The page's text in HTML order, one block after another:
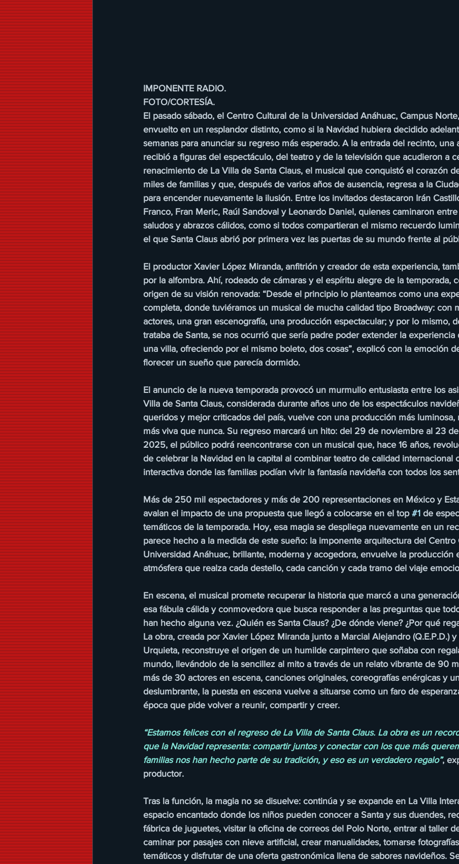
IMPONENTE RADIO.
FOTO/CORTESÍA.
El pasado sábado, el Centro Cultural de la Universidad Anáhuac, Campus
envuelto en un resplandor distinto, como si la Navidad hubiera decidido
semanas para anunciar su regreso más esperado. A la entrada del recinto, una
recibió a figuras del espectáculo, del teatro y de la televisión que acudieron a
renacimiento de La Villa de Santa Claus, el musical que conquistó el corazón
miles de familias y que, después de varios años de ausencia, regresa a la
para encender nuevamente la ilusión. Entre los invitados destacaron Irán
Franco, Fran Meric, Raúl Sandoval y Leonardo Daniel, quienes caminaron entre
saludos y abrazos cálidos, como si todos compartieran el mismo recuerdo
el que Santa Claus abrió por primera vez las puertas de su mundo frente al
El productor Xavier López Miranda, anfitrión y creador de esta experiencia,
por la alfombra. Ahí, rodeado de cámaras y el espíritu alegre de la temporada,
origen de su visión renovada: “Desde el principio lo planteamos como una
completa, donde tuviéramos un musical de mucha calidad tipo Broadway: con
actores, una gran escenografía, una producción espectacular; y por lo mismo,
trataba de Santa, se nos ocurrió que sería padre poder extender la experiencia
una villa, ofreciendo por el mismo boleto, dos cosas”, explicó con la emoción
florecer un sueño que parecía dormido.
El anuncio de la nueva temporada provocó un murmullo entusiasta entre los
Villa de Santa Claus, considerada durante años uno de los espectáculos
queridos y mejor criticados del país, vuelve con una producción más luminosa,
más viva que nunca. Su regreso marcará un hito: del 29 de noviembre al 23
2025, el público podrá reencontrarse con un musical que, hace 16 años,
de celebrar la Navidad en la capital al combinar teatro de calidad internacional
interactiva donde las familias podían vivir la fantasía navideña con todos los
Más de 250 mil espectadores y más de 200 representaciones en México y
avalan el impacto de una propuesta que llegó a colocarse en el top #1 de
temáticos de la temporada. Hoy, esa magia se despliega nuevamente en un
parece hecho a la medida de este sueño: la imponente arquitectura del Centro
Universidad Anáhuac, brillante, moderna y acogedora, envuelve la producción
atmósfera que realza cada destello, cada canción y cada tramo del viaje
En escena, el musical promete recuperar la historia que marcó a una
esa fábula cálida y conmovedora que busca responder a las preguntas que
han hecho alguna vez. ¿Quién es Santa Claus? ¿De dónde viene? ¿Por qué
La obra, creada por Xavier López Miranda junto a Marcial Alejandro (Q.E.P.D.) y
Urquieta, reconstruye el origen de un humilde carpintero que soñaba con
mundo, llevándolo de la sencillez al mito a través de un relato vibrante de 90
más de 30 actores en escena, canciones originales, coreografías enérgicas y
deslumbrante, la puesta en escena vuelve a situarse como un faro de
época que pide volver a reunir, compartir y creer.
“Estamos felices con el regreso de La Villa de Santa Claus. La obra es un
que la Navidad representa: compartir juntos y conectar con los que más
familias nos han hecho parte de su tradición, y eso es un verdadero regalo”,
productor.
Tras la función, la magia no se disuelve: continúa y se expande en La Villa
espacio encantado donde los niños pueden conocer a Santa y sus duendes,
fábrica de juguetes, visitar la oficina de correos del Polo Norte, entrar al taller
caminar por pasajes con nieve artificial, crear manualidades, tomarse
temáticos y disfrutar de una oferta gastronómica llena de sabores navideños.